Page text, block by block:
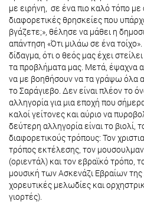
με ειρήνη, σε ένα πιο καλό τόπο
διαφορετικές θρησκείες που
βγάζετε;», θέλησε να μάθει η
απάντηση «Ότι μιλάω σε ένα
δίδαγμα, ότι ο θεός μας έχει
τα προβλήματα μας. Μετά, έψαχνα
να με βοηθήσουν να τα γράψω όλα
το Σαράγιεβο. Δεν είναι πλέον το
αλληγορία για μια εποχή που
καλοί γείτονες και αύριο να
δεύτερη αλληγορία είναι το βιολί,
διαφορετικούς τρόπους: Τον
τρόπος εκτέλεσης, τον
(οριεντάλ) και τον εβραϊκό τρόπο,
μουσική των Ασκενάζι Εβραίων
χορευτικές μελωδίες και
γιορτές).